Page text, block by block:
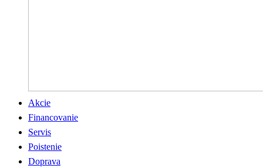
Akcie
Financovanie
Servis
Poistenie
Doprava